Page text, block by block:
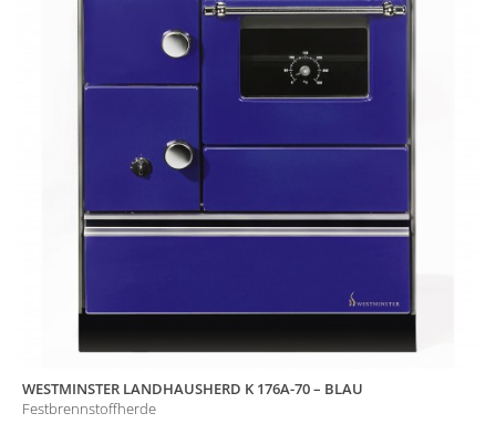
WESTMINSTER LANDHAUSHERD K 176A-70 – BLAU
Festbrennstoffherde